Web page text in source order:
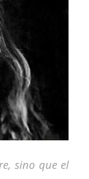
sino que el